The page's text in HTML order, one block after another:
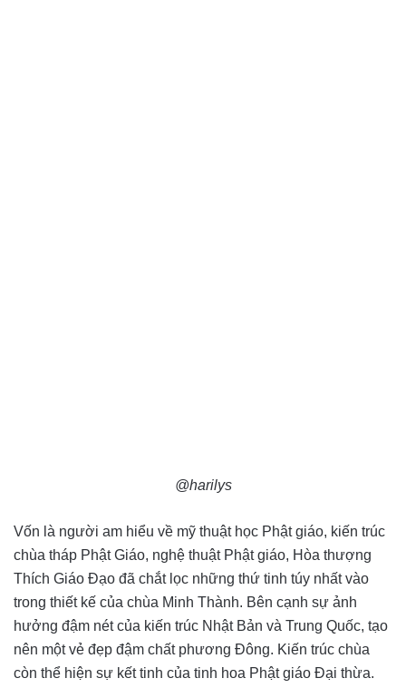
@harilys
Vốn là người am hiểu về mỹ thuật học Phật giáo, kiến trúc
chùa tháp Phật Giáo, nghệ thuật Phật giáo, Hòa thượng
Thích Giáo Đạo đã chắt lọc những thứ tinh túy nhất vào
trong thiết kế của chùa Minh Thành. Bên cạnh sự ảnh
hưởng đậm nét của kiến trúc Nhật Bản và Trung Quốc, tạo
nên một vẻ đẹp đậm chất phương Đông. Kiến trúc chùa
còn thể hiện sự kết tinh của tinh hoa Phật giáo Đại thừa.